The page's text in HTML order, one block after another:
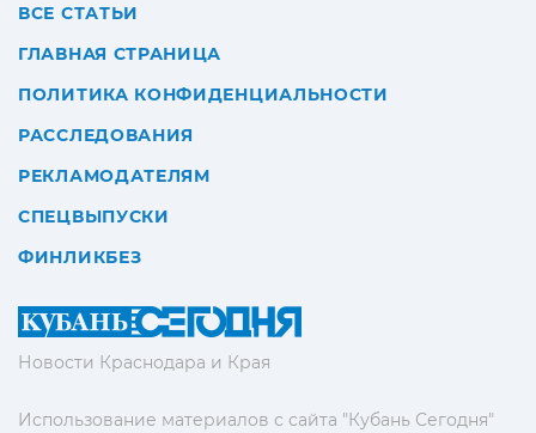
Новости Краснодара и Края
Использование материалов с сайта "Кубань Сегодня"
ВСЕ СТАТЬИ
ГЛАВНАЯ СТРАНИЦА
ПОЛИТИКА КОНФИДЕНЦИАЛЬНОСТИ
РАССЛЕДОВАНИЯ
РЕКЛАМОДАТЕЛЯМ
СПЕЦВЫПУСКИ
ФИНЛИКБЕЗ